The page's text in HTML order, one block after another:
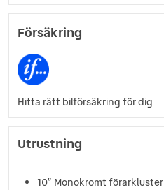
Försäkring
Hitta rätt bilförsäkring för dig
Utrustning
10” Monokromt förarkluster